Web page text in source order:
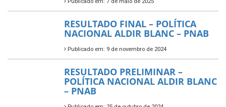
RESULTADO FINAL – POLÍTICA
NACIONAL ALDIR BLANC – PNAB
Publicado em: 9 de novembro de 2024
RESULTADO PRELIMINAR –
POLÍTICA NACIONAL ALDIR BLANC
– PNAB